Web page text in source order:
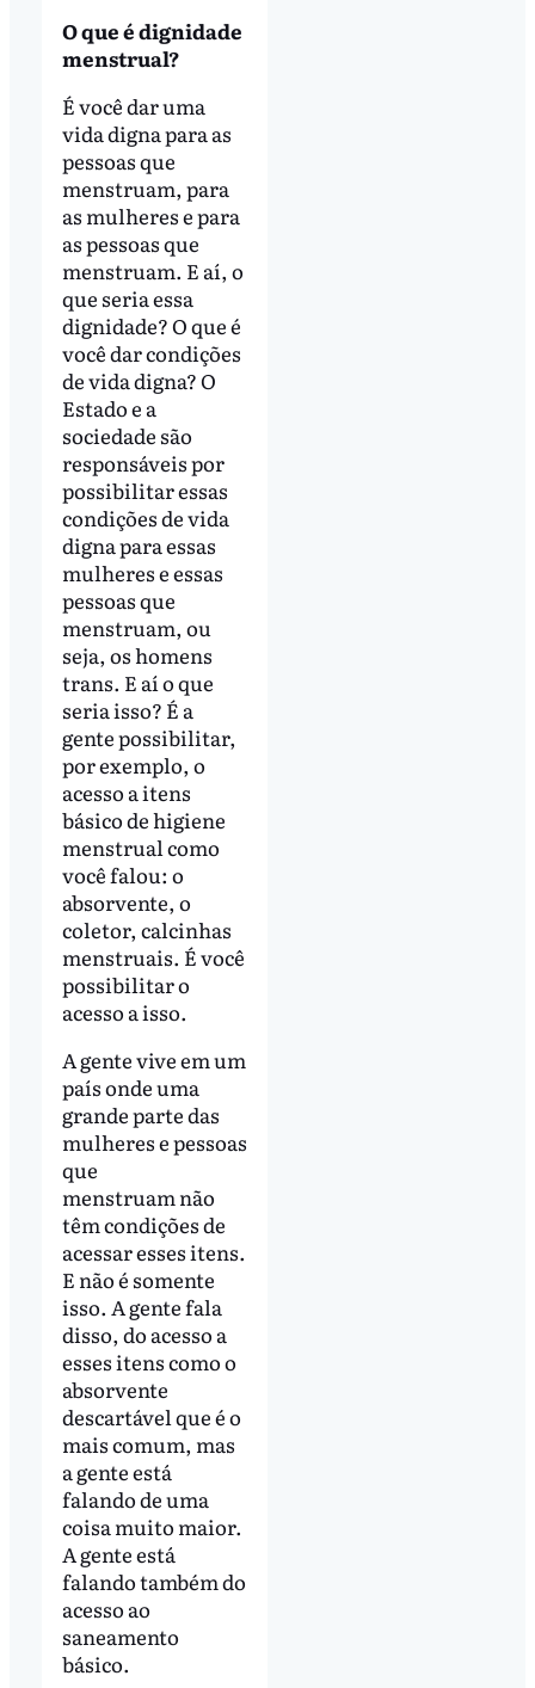
O que é dignidade
menstrual?
É você dar uma
vida digna para as
pessoas que
menstruam, para
as mulheres e para
as pessoas que
menstruam. E aí, o
que seria essa
dignidade? O que é
você dar condições
de vida digna? O
Estado e a
sociedade são
responsáveis por
possibilitar essas
condições de vida
digna para essas
mulheres e essas
pessoas que
menstruam, ou
seja, os homens
trans. E aí o que
seria isso? É a
gente possibilitar,
por exemplo, o
acesso a itens
básico de higiene
menstrual como
você falou: o
absorvente, o
coletor, calcinhas
menstruais. É você
possibilitar o
acesso a isso.
A gente vive em um
país onde uma
grande parte das
mulheres e pessoas
que
menstruam não
têm condições de
acessar esses itens.
E não é somente
isso. A gente fala
disso, do acesso a
esses itens como o
absorvente
descartável que é o
mais comum, mas
a gente está
falando de uma
coisa muito maior.
A gente está
falando também do
acesso ao
saneamento
básico.